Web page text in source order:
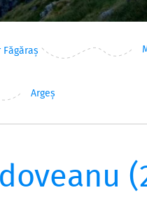
Argeș